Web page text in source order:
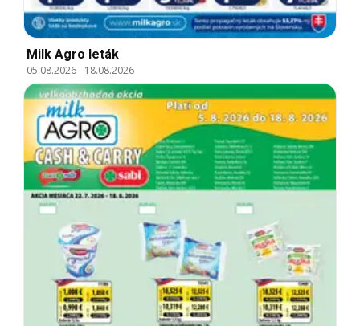
Milk Agro leták
05.08.2026- 18.08.2026